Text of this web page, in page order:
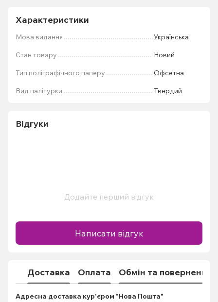
Характеристики
Мова видання Українська
Стан товару Новий
Тип поліграфічного паперу Офсетна
Вид палітурки Твердий
Відгуки
Додайте перший відгук
Написати відгук
Доставка Оплата Обмін та повернення
Адресна доставка кур'єром "Нова Пошта"